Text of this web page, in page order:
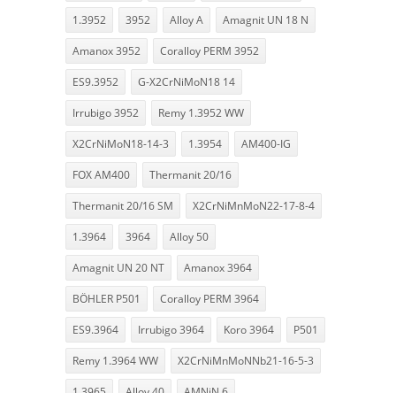
1.3952 3952 Alloy A Amagnit UN 18 N
Amanox 3952 Coralloy PERM 3952
ES9.3952 G-X2CrNiMoN18 14
Irrubigo 3952 Remy 1.3952 WW
X2CrNiMoN18-14-3 1.3954 AM400-IG
FOX AM400 Thermanit 20/16
Thermanit 20/16 SM X2CrNiMnMoN22-17-8-4
1.3964 3964 Alloy 50
Amagnit UN 20 NT Amanox 3964
BÖHLER P501 Coralloy PERM 3964
ES9.3964 Irrubigo 3964 Koro 3964 P501
Remy 1.3964 WW X2CrNiMnMoNNb21-16-5-3